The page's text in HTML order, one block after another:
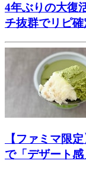
4年ぶりの大復
チ抜群でリピ
【ファミマ限
で「デザート